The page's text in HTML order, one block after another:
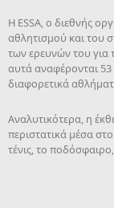
Η ESSA, ο διεθνής
αθλητισμού και του
των ερευνών του για
αυτά αναφέρονται
διαφορετικά
Αναλυτικότερα, η
περιστατικά μέσα
τένις, το